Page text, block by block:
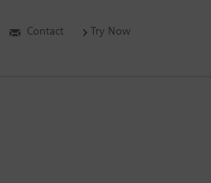
Contact Try Now